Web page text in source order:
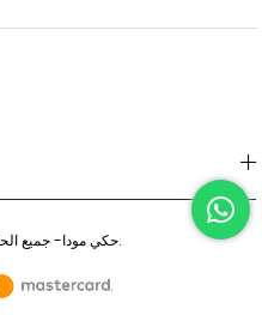
© 2022 حكي مودا- جميع الحقوق محفوظة.